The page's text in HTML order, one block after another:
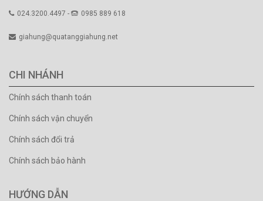
024.3200.4497 - 0985 889 618
giahung@quatanggiahung.net
CHI NHÁNH
Chính sách thanh toán
Chính sách vận chuyển
Chính sách đổi trả
Chính sách bảo hành
HƯỚNG DẪN